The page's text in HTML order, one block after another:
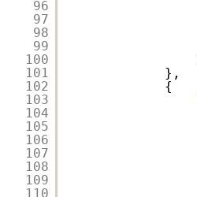
96
97
98
99
100
101
102
103
104
105
106
107
108
109
110
},
{